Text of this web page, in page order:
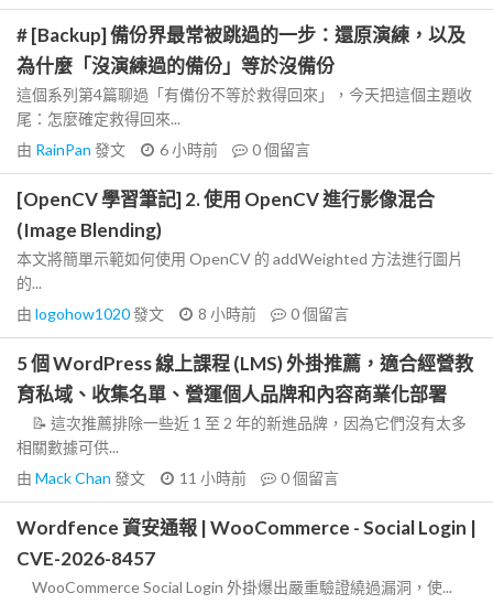
# [Backup] 備份界最常被跳過的一步：還原演練，以及
為什麼「沒演練過的備份」等於沒備份
這個系列第4篇聊過「有備份不等於救得回來」，今天把這個主題收
尾：怎麼確定救得回來...
由 RainPan 發文 6 小時前 0個留言
[OpenCV 學習筆記] 2. 使用 OpenCV 進行影像混合
(Image Blending)
本文將簡單示範如何使用 OpenCV 的 addWeighted 方法進行圖片
的...
由 logohow1020發文 8 小時前 0個留言
5 個 WordPress 線上課程 (LMS) 外掛推薦，適合經營教
育私域、收集名單、營運個人品牌和內容商業化部署
📝 這次推薦排除一些近 1 至 2 年的新進品牌，因為它們沒有太多
相關數據可供...
由 Mack Chan 發文 11 小時前 0個留言
Wordfence 資安通報 | WooCommerce - Social Login |
CVE-2026-8457
WooCommerce Social Login 外掛爆出嚴重驗證繞過漏洞，使...